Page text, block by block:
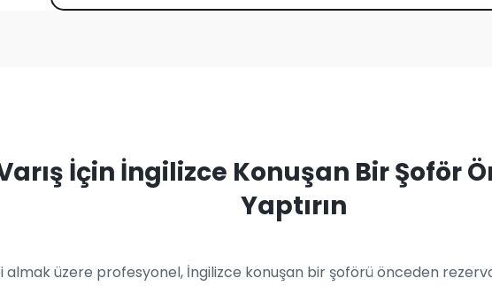
İçin İngilizce Konuşan Bir Şoför
Yaptırın
almak üzere profesyonel, İngilizce konuşan bir şoförü önceden